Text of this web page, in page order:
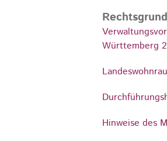
Württemberg
Hinweise des